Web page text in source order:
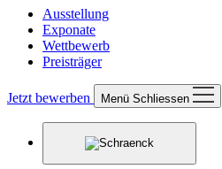
Ausstellung
Exponate
Wettbewerb
Preisträger
Jetzt bewerben Menü Schliessen